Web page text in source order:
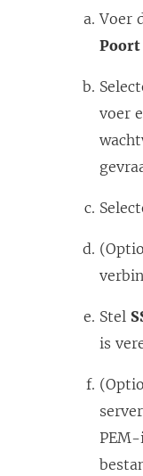
Voer
Poort
voer
Stel
is